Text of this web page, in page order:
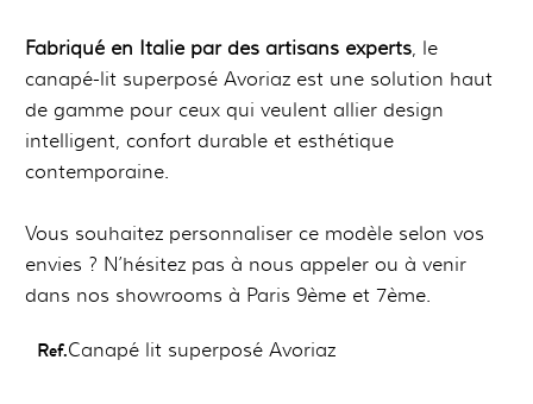
Fabriqué en Italie par des artisans experts, le
canapé-lit superposé Avoriaz est une solution haut
de gamme pour ceux qui veulent allier design
intelligent, confort durable et esthétique
contemporaine.
Vous souhaitez personnaliser ce modèle selon vos
envies ? N’hésitez pas à nous appeler ou à venir
dans nos showrooms à Paris 9ème et 7ème.
Ref.Canapé lit superposé Avoriaz